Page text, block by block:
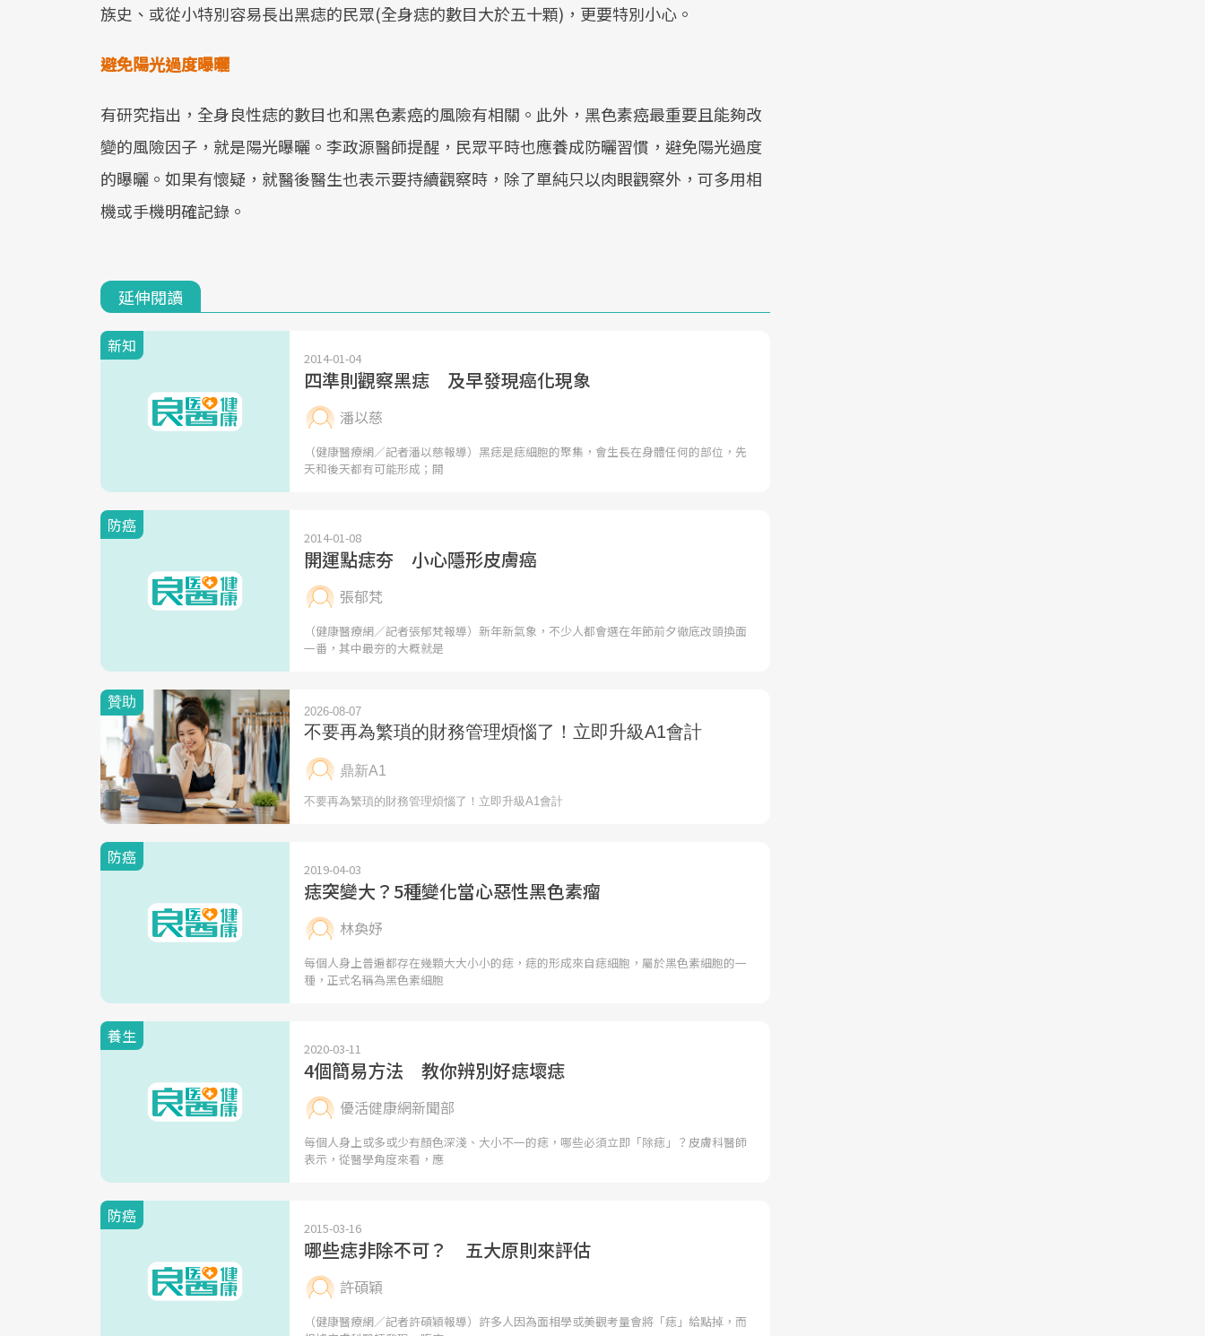
族史、或從小特別容易長出黑痣的民眾(全身痣的數目大於五十顆)，更要特別小心。
避免陽光過度曝曬
有研究指出，全身良性痣的數目也和黑色素癌的風險有相關。此外，黑色素癌最重要且能夠改
變的風險因子，就是陽光曝曬。李政源醫師提醒，民眾平時也應養成防曬習慣，避免陽光過度
的曝曬。如果有懷疑，就醫後醫生也表示要持續觀察時，除了單純只以肉眼觀察外，可多用相
機或手機明確記錄。
延伸閱讀
新知
2014-01-04
四準則觀察黑痣 及早發現癌化現象
潘以慈
（健康醫療網／記者潘以慈報導）黑痣是痣細胞的聚集，會生長在身體任何的部位，先
天和後天都有可能形成；開
防癌
2014-01-08
開運點痣夯 小心隱形皮膚癌
張郁梵
（健康醫療網／記者張郁梵報導）新年新氣象，不少人都會選在年節前夕徹底改頭換面
一番，其中最夯的大概就是
防癌
2019-04-03
痣突變大？5種變化當心惡性黑色素瘤
林奐妤
每個人身上普遍都存在幾顆大大小小的痣，痣的形成來自痣細胞，屬於黑色素細胞的一
種，正式名稱為黑色素細胞
養生
2020-03-11
4個簡易方法 教你辨別好痣壞痣
優活健康網新聞部
每個人身上或多或少有顏色深淺、大小不一的痣，哪些必須立即「除痣」？皮膚科醫師
表示，從醫學角度來看，應
防癌
2015-03-16
哪些痣非除不可？ 五大原則來評估
許碩穎
（健康醫療網／記者許碩穎報導）許多人因為面相學或美觀考量會將「痣」給點掉，而